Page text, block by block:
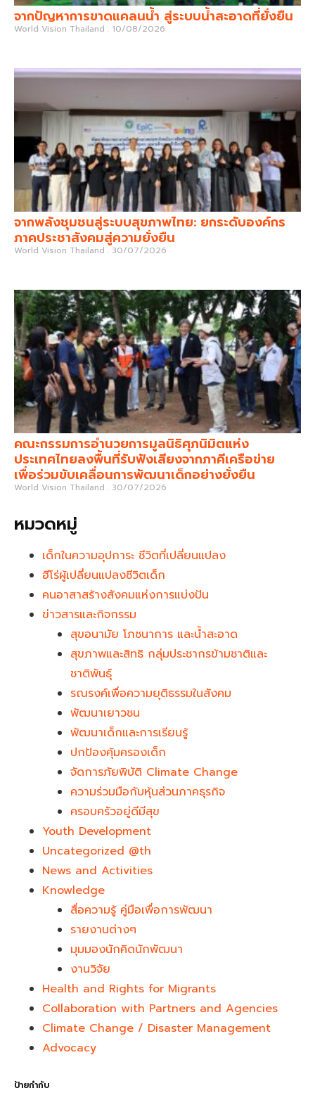
จากปัญหาการขาดแคลนน้ำ สู่ระบบน้ำสะอาดที่ยั่งยืน
World Vision Thailand 10/08/2026
จากพลังชุมชนสู่ระบบสุขภาพไทย: ยกระดับองค์กร
ภาคประชาสังคมสู่ความยั่งยืน
World Vision Thailand 30/07/2026
คณะกรรมการอำนวยการมูลนิธิศุภนิมิตแห่ง
ประเทศไทยลงพื้นที่รับฟังเสียงจากภาคีเครือข่าย
เพื่อร่วมขับเคลื่อนการพัฒนาเด็กอย่างยั่งยืน
World Vision Thailand 30/07/2026
หมวดหมู่
เด็กในความอุปการะ ชีวิตที่เปลี่ยนแปลง
ฮีโร่ผู้เปลี่ยนแปลงชีวิตเด็ก
คนอาสาสร้างสังคมแห่งการแบ่งปัน
ข่าวสารและกิจกรรม
สุขอนามัย โภชนาการ และน้ำสะอาด
สุขภาพและสิทธิ กลุ่มประชากรข้ามชาติและ
ชาติพันธุ์
รณรงค์เพื่อความยุติธรรมในสังคม
พัฒนาเยาวชน
พัฒนาเด็กและการเรียนรู้
ปกป้องคุ้มครองเด็ก
จัดการภัยพิบัติ Climate Change
ความร่วมมือกับหุ้นส่วนภาคธุรกิจ
ครอบครัวอยู่ดีมีสุข
Youth Development​
Uncategorized @th
News and Activities
Knowledge
สื่อความรู้ คู่มือเพื่อการพัฒนา
รายงานต่างๆ
มุมมองนักคิดนักพัฒนา
งานวิจัย
Health and Rights for Migrants
Collaboration with Partners and Agencies
Climate Change / Disaster Management
Advocacy
ป้ายกำกับ